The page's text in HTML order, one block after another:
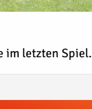
im letzten Spiel.